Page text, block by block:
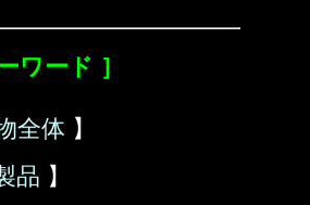
ワード ］
全体 】
品 】